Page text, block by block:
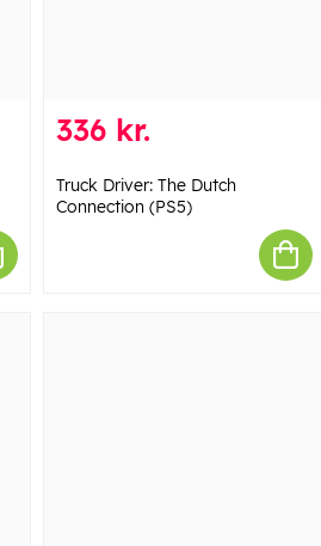
336 kr.
Truck Driver: The Dutch
Connection (PS5)